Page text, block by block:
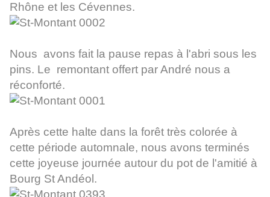
Rhône et les Cévennes.
Nous avons fait la pause repas à l'abri sous les
pins. Le remontant offert par André nous a
réconforté.
Après cette halte dans la forêt très colorée à
cette période automnale, nous avons terminés
cette joyeuse journée autour du pot de l'amitié à
Bourg St Andéol.